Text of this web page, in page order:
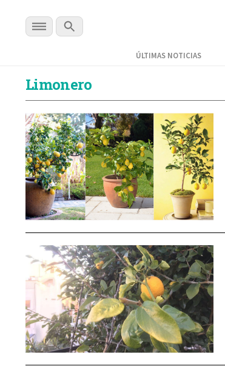
ÚLTIMAS NOTICIAS
Limonero